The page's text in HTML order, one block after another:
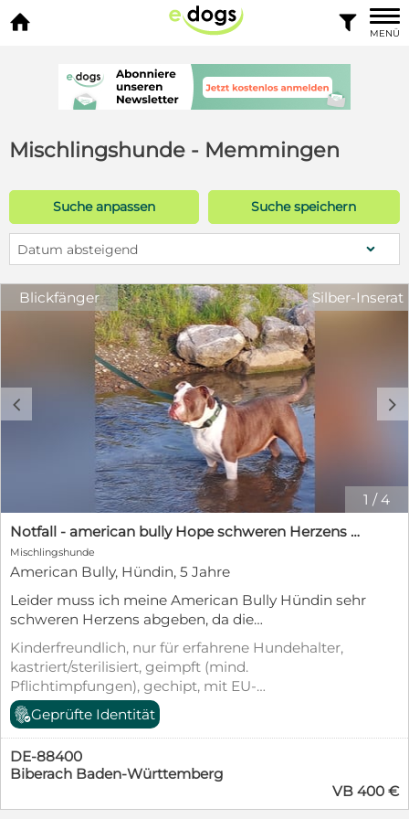
 
MENÜ
Mischlingshunde - Memmingen
Suche anpassen Suche speichern
Datum absteigend
Blickfänger
1 /4
c d
Silber-Inserat
Notfall - american bully Hope schweren Herzens abzugeben
Mischlingshunde
American Bully, Hündin, 5 Jahre
Leider muss ich meine American Bully Hündin sehr
schweren Herzens abgeben, da die
Wohnungseigentümerversammlung die Abgabe
meiner zwei american bullys beschlossen hat. (Zu
meinem Rüden siehe gesondertes Inserat) Hope ist
seit ihrem Welpenalter bei mir und sie wird nur
wegen der gemeinsamen Entscheidung meiner
Nachbarn abgegeben. Im September wird Hope 5
Jahre alt, kastriert, Grundimpfungen vorhanden,
EU-Heimtierausweis vorhanden, gechipt, bleibt
Hobbyzucht, keine Nasenprobleme, braucht klare
Kinderfreundlich, nur für erfahrene Hundehalter,
kastriert/sterilisiert, geimpft (mind.
Pflichtimpfungen), gechipt, mit EU-
Heimtierausweis, Stubenrein
Geprüfte Identität
DE-88400
Biberach Baden-Württemberg
VB 400 €